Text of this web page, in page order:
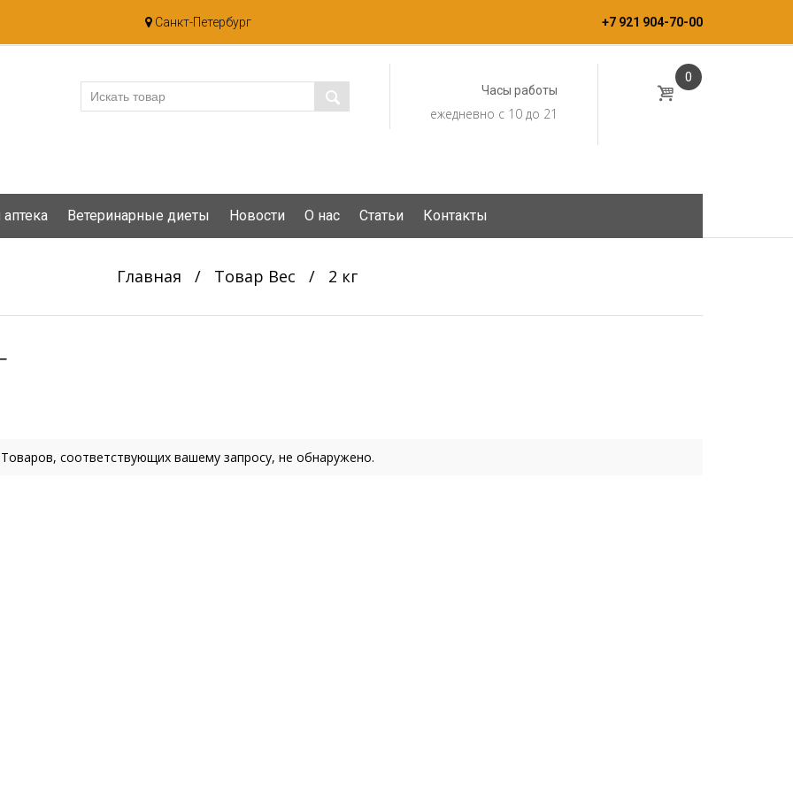
Санкт-Петербург +7 921 904-70-00
Часы работы
ежедневно с 10 до 21
0
Ветеринарные диеты Новости О нас Статьи Контакты
Главная / Товар Вес / 2 кг
Товаров, соответствующих вашему запросу, не обнаружено.